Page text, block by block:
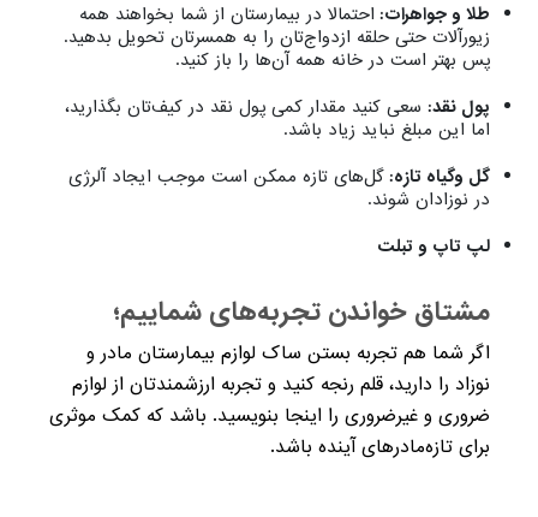
طلا و جواهرات: احتمالا در بیمارستان از شما بخواهند همه
زیورآلات حتی حلقه ازدواج‌تان را به همسرتان تحویل بدهید.
پس بهتر است در خانه همه آن‌ها را باز کنید.
پول نقد:سعی کنید مقدار کمی پول نقد در کیف‌تان بگذارید،
اما این مبلغ نباید زیاد باشد.
گل وگیاه تازه:گل‌های تازه ممکن است موجب ایجاد آلرژی
در نوزادان شوند.
لپ تاپ و تبلت
مشتاق خواندن تجربه‌های شماییم؛
اگر شما هم تجربه بستن ساک لوازم بیمارستان مادر و
نوزاد را دارید، قلم رنجه کنید و تجربه‌ ارزشمندتان از لوازم
ضروری و غیرضروری را اینجا بنویسید. باشد که کمک موثری
برای تازه‌مادرهای آینده باشد.